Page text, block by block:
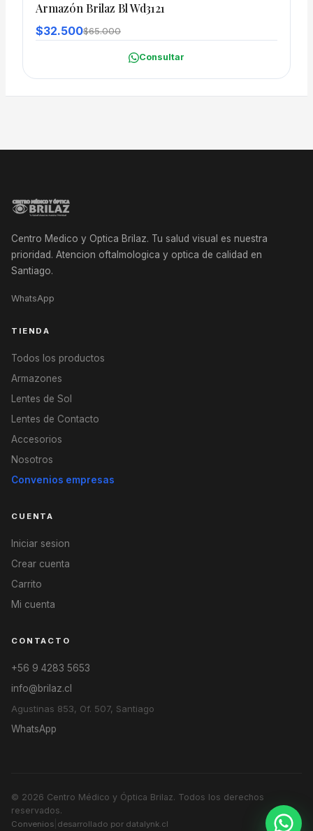
Armazón Brilaz Bl Wd3121
$32.500$65.000
Consultar
Centro Medico y Optica Brilaz. Tu salud visual es nuestra
prioridad. Atencion oftalmologica y optica de calidad en
Santiago.
WhatsApp
TIENDA
Todos los productos
Armazones
Lentes de Sol
Lentes de Contacto
Accesorios
Nosotros
Convenios empresas
CUENTA
Iniciar sesion
Crear cuenta
Carrito
Mi cuenta
CONTACTO
+56 9 4283 5653
info@brilaz.cl
Agustinas 853, Of. 507, Santiago
WhatsApp
© 2026 Centro Médico y Óptica Brilaz. Todos los derechos
reservados.
Convenios desarrollado por datalynk.cl